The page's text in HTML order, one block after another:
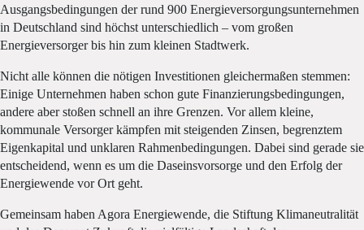
Ausgangsbedingungen der rund 900 Energieversorgungsunternehmen
in Deutschland sind höchst unterschiedlich – vom großen
Energieversorger bis hin zum kleinen Stadtwerk.
Nicht alle können die nötigen Investitionen gleichermaßen stemmen:
Einige Unternehmen haben schon gute Finanzierungsbedingungen,
andere aber stoßen schnell an ihre Grenzen. Vor allem kleine,
kommunale Versorger kämpfen mit steigenden Zinsen, begrenztem
Eigenkapital und unklaren Rahmenbedingungen. Dabei sind gerade sie
entscheidend, wenn es um die Daseinsvorsorge und den Erfolg der
Energiewende vor Ort geht.
Gemeinsam haben Agora Energiewende, die Stiftung Klimaneutralität